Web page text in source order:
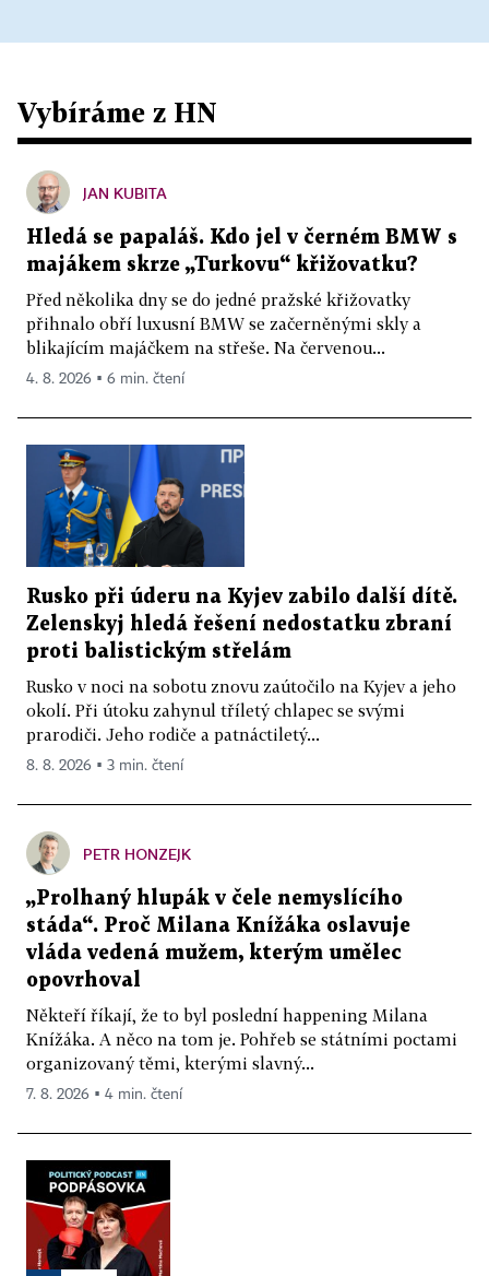
Vybíráme z HN
JAN KUBITA
Hledá se papaláš. Kdo jel v černém BMW s
majákem skrze „Turkovu“ křižovatku?
Před několika dny se do jedné pražské křižovatky
přihnalo obří luxusní BMW se začerněnými skly a
blikajícím majáčkem na střeše. Na červenou...
4. 8. 2026 ▪ 6 min. čtení
Rusko při úderu na Kyjev zabilo další dítě.
Zelenskyj hledá řešení nedostatku zbraní
proti balistickým střelám
Rusko v noci na sobotu znovu zaútočilo na Kyjev a jeho
okolí. Při útoku zahynul tříletý chlapec se svými
prarodiči. Jeho rodiče a patnáctiletý...
8. 8. 2026 ▪ 3 min. čtení
PETR HONZEJK
„Prolhaný hlupák v čele nemyslícího
stáda“. Proč Milana Knížáka oslavuje
vláda vedená mužem, kterým umělec
opovrhoval
Někteří říkají, že to byl poslední happening Milana
Knížáka. A něco na tom je. Pohřeb se státními poctami
organizovaný těmi, kterými slavný...
7. 8. 2026 ▪ 4 min. čtení